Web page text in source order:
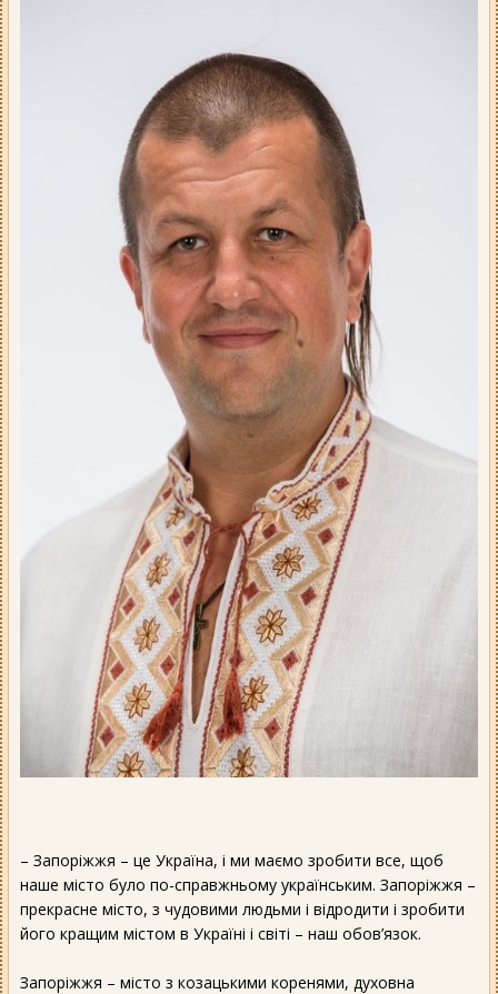
– Запоріжжя – це Україна, і ми маємо зробити все, щоб
наше місто було по-справжньому українським. Запоріжжя –
прекрасне місто, з чудовими людьми і відродити і зробити
його кращим містом в Україні і світі – наш обов’язок.
Запоріжжя – місто з козацькими коренями, духовна